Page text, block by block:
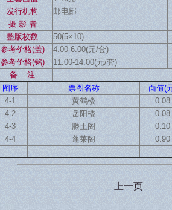
发行机构
邮电部
摄 影 者
整版枚数
50(5×10)
参考价格(盖)
4.00-6.00(元/套)
参考价格(铭)
11.00-14.00(元/套)
备 注
图序
票图名称
面值(
4-1
黄鹤楼
0.08
4-2
岳阳楼
0.08
4-3
滕王阁
0.10
4-4
蓬莱阁 0.90
上一页